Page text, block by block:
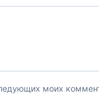
моих